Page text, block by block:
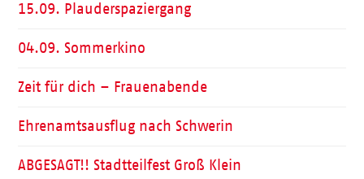
15.09. Plauderspaziergang
04.09. Sommerkino
Zeit für dich – Frauenabende
Ehrenamtsausflug nach Schwerin
ABGESAGT!! Stadtteilfest Groß Klein